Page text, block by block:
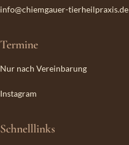
info@chiemgauer-tierheilpraxis.de
Termine
Nur nach Vereinbarung
Instagram
Schnelllinks